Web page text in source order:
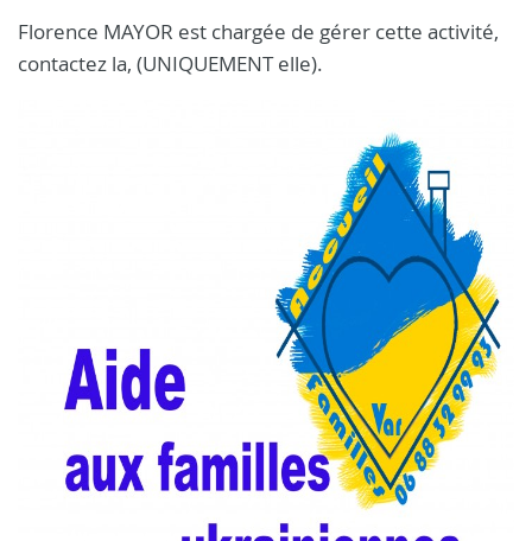
Florence MAYOR est chargée de gérer cette activité,
contactez la, (UNIQUEMENT elle).